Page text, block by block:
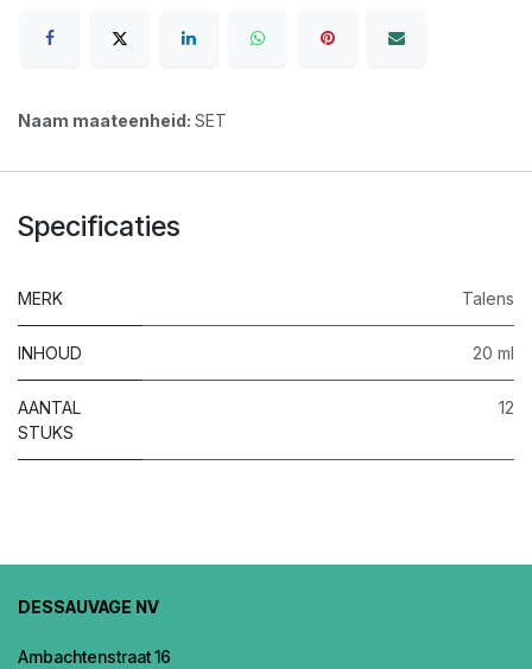
Naam maateenheid: SET
Specificaties
MERK Talens
INHOUD 20 ml
AANTAL
STUKS
12
DESSAUVAGE NV
Ambachtenstraat 16